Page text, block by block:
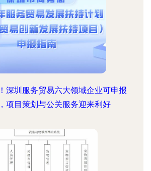
深圳服务贸易六大领域企业可申报
项目策划与公关服务迎来利好